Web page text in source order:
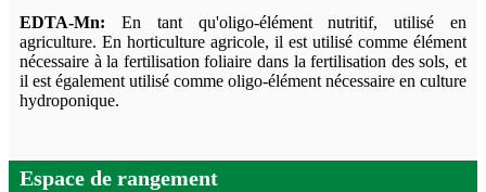
EDTA-Mn: En tant qu'oligo-élément nutritif, utilisé en
agriculture. En horticulture agricole, il est utilisé comme élément
nécessaire à la fertilisation foliaire dans la fertilisation des sols, et
il est également utilisé comme oligo-élément nécessaire en culture
hydroponique.
Espace de rangement